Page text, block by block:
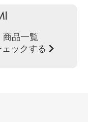
商品一覧
ェックする